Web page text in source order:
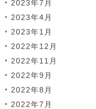
2023年7月
2023年4月
2023年1月
2022年12月
2022年11月
2022年9月
2022年8月
2022年7月